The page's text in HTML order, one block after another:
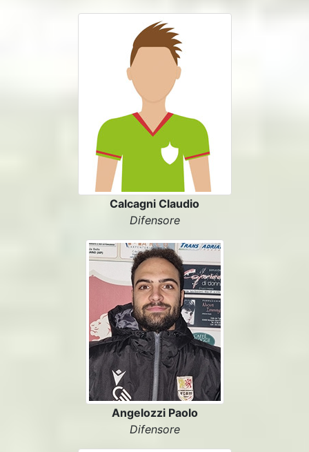
Calcagni Claudio
Difensore
Angelozzi Paolo
Difensore